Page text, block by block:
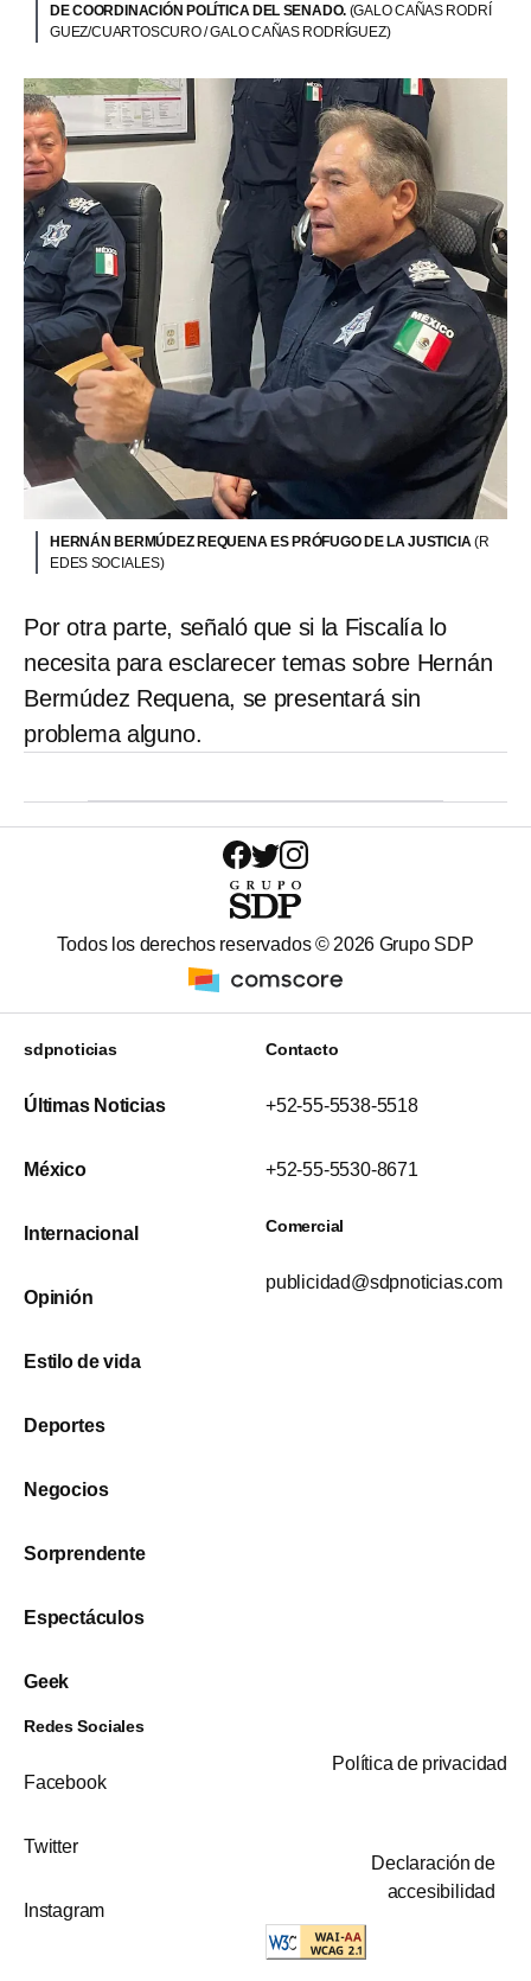
DE COORDINACIÓN POLÍTICA DEL SENADO. (GALO CAÑAS RODRÍ
GUEZ/CUARTOSCURO / GALO CAÑAS RODRÍGUEZ)
HERNÁN BERMÚDEZ REQUENA ES PRÓFUGO DE LA JUSTICIA(R
EDES SOCIALES)
Por otra parte, señaló que si la Fiscalía lo
necesita para esclarecer temas sobre Hernán
Bermúdez Requena, se presentará sin
problema alguno.
Todos los derechos reservados © 2026 Grupo SDP
sdpnoticias
Últimas Noticias
México
Internacional
Opinión
Estilo de vida
Deportes
Negocios
Sorprendente
Espectáculos
Geek
Contacto
+52-55-5538-5518
+52-55-5530-8671
Comercial
publicidad@sdpnoticias.com
Redes Sociales
Facebook
Twitter
Instagram
Política de privacidad
Declaración de
accesibilidad